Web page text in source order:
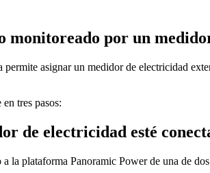
monitoreado por un
asignar un medidor de electricidad
tres pasos:
de electricidad esté
la plataforma Panoramic Power de una de dos